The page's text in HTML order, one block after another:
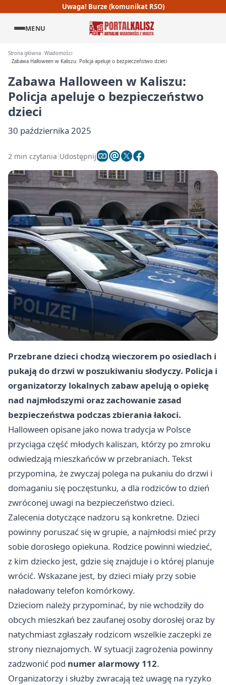
Uwaga! Burze (komunikat RSO)
MENU
Strona główna Wiadomości
Zabawa Halloween w Kaliszu: Policja apeluje o bezpieczeństwo dzieci
Zabawa Halloween w Kaliszu:
Policja apeluje o bezpieczeństwo
dzieci
30 października 2025
2 min czytania Udostępnij
Przebrane dzieci chodzą wieczorem po osiedlach i
pukają do drzwi w poszukiwaniu słodyczy. Policja i
organizatorzy lokalnych zabaw apelują o opiekę
nad najmłodszymi oraz zachowanie zasad
bezpieczeństwa podczas zbierania łakoci.
Halloween opisane jako nowa tradycja w Polsce
przyciąga część młodych kaliszan, którzy po zmroku
odwiedzają mieszkańców w przebraniach. Tekst
przypomina, że zwyczaj polega na pukaniu do drzwi i
domaganiu się poczęstunku, a dla rodziców to dzień
zwróconej uwagi na bezpieczeństwo dzieci.
Zalecenia dotyczące nadzoru są konkretne. Dzieci
powinny poruszać się w grupie, a najmłodsi mieć przy
sobie dorosłego opiekuna. Rodzice powinni wiedzieć,
z kim dziecko jest, gdzie się znajduje i o której planuje
wrócić. Wskazane jest, by dzieci miały przy sobie
naładowany telefon komórkowy.
Dzieciom należy przypominać, by nie wchodziły do
obcych mieszkań bez zaufanej osoby dorosłej oraz by
natychmiast zgłaszały rodzicom wszelkie zaczepki ze
strony nieznajomych. W sytuacji zagrożenia powinny
zadzwonić pod numer alarmowy 112.
Organizatorzy i służby zwracają też uwagę na ryzyko